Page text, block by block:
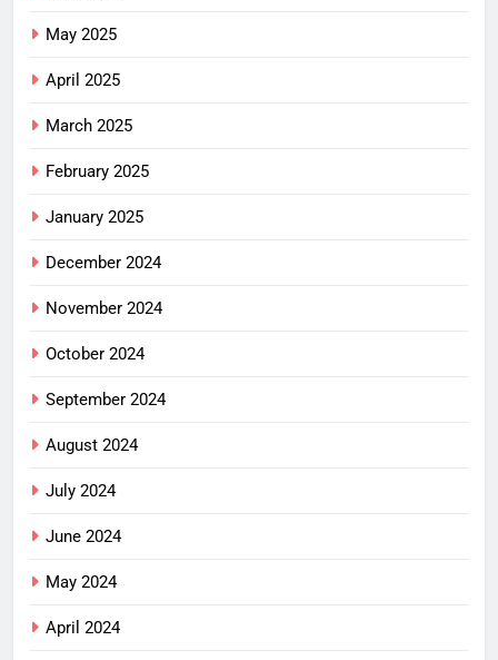
May 2025
April 2025
March 2025
February 2025
January 2025
December 2024
November 2024
October 2024
September 2024
August 2024
July 2024
June 2024
May 2024
April 2024